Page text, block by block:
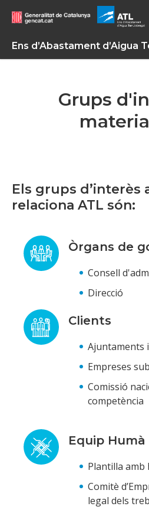
Ens d’Abastament d’Aigua
Grups
Els grups d’interès
relaciona ATL són:
Òrgans de
Consell
Direcció
Clients
Ajuntaments
Empreses
Comissió
competència
Equip Humà
Plantilla
Comitè
legal dels